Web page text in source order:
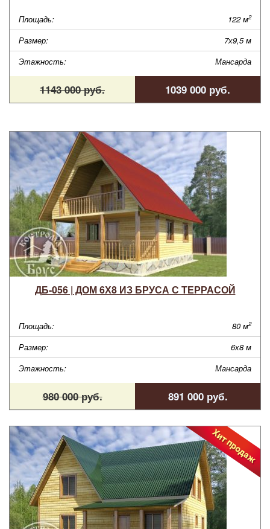
Площадь: 122 м2
Размер:
7х9,5 м
Этажность:
Мансарда
1143 000 руб. 1039 000 руб.
ДБ-056 | ДОМ 6Х8 ИЗ БРУСА С ТЕРРАСОЙ
Площадь: 80 м2
Размер:
6х8 м
Этажность:
Мансарда
980 000 руб. 891 000 руб.